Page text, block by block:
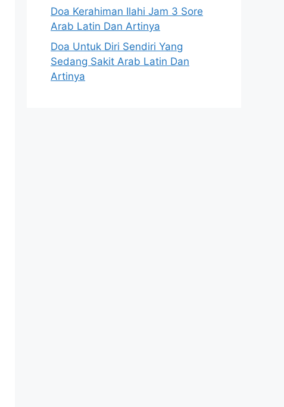
Doa Kerahiman Ilahi Jam 3 Sore
Arab Latin Dan Artinya
Doa Untuk Diri Sendiri Yang
Sedang Sakit Arab Latin Dan
Artinya